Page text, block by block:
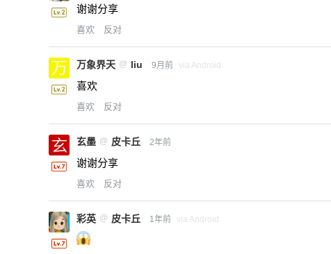
谢谢分享
喜欢 反对
万象界天 @ liu 9月前 via Android
喜欢
喜欢 反对
玄墨 @ 皮卡丘 2年前
谢谢分享
喜欢 反对
彩英 @ 皮卡丘 1年前 via Android